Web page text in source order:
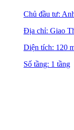
Chủ đầu tư:
Địa chỉ: Giao
Diện tích: 120
Số tầng: 1 tầng